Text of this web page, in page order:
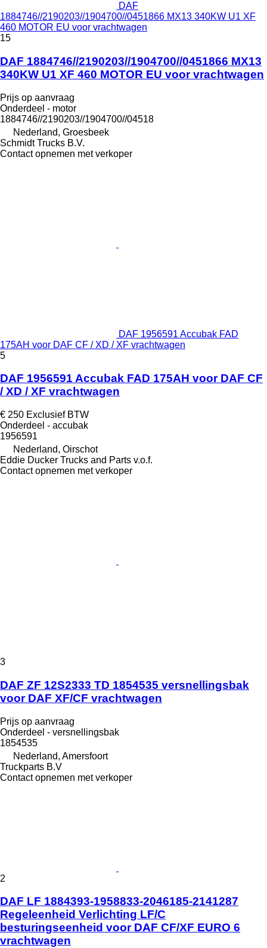
DAF
1884746//2190203//1904700//0451866 MX13 340KW U1 XF
460 MOTOR EU voor vrachtwagen
15
DAF 1884746//2190203//1904700//0451866 MX13
340KW U1 XF 460 MOTOR EU voor vrachtwagen
Prijs op aanvraag
Onderdeel - motor
1884746//2190203//1904700//04518
Nederland, Groesbeek
Schmidt Trucks B.V.
Contact opnemen met verkoper
DAF 1956591 Accubak FAD
175AH voor DAF CF / XD / XF vrachtwagen
5
DAF 1956591 Accubak FAD 175AH voor DAF CF
/ XD / XF vrachtwagen
€ 250 Exclusief BTW
Onderdeel - accubak
1956591
Nederland, Oirschot
Eddie Ducker Trucks and Parts v.o.f.
Contact opnemen met verkoper
3
DAF ZF 12S2333 TD 1854535 versnellingsbak
voor DAF XF/CF vrachtwagen
Prijs op aanvraag
Onderdeel - versnellingsbak
1854535
Nederland, Amersfoort
Truckparts B.V
Contact opnemen met verkoper
2
DAF LF 1884393-1958833-2046185-2141287
Regeleenheid Verlichting LF/C
besturingseenheid voor DAF CF/XF EURO 6
vrachtwagen